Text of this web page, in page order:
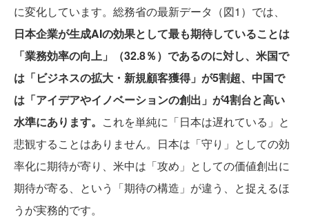
に変化しています。総務省の最新データ（図1）では、
日本企業が生成AIの効果として最も期待していることは
「業務効率の向上」（32.8％）であるのに対し、米国で
は「ビジネスの拡大・新規顧客獲得」が5割超、中国で
は「アイデアやイノベーションの創出」が4割台と高い
水準にあります。 これを単純に「日本は遅れている」と
悲観することはありません。日本は「守り」としての効
率化に期待が寄り、米中は「攻め」としての価値創出に
期待が寄る、という「期待の構造」が違う、と捉えるほ
うが実務的です。